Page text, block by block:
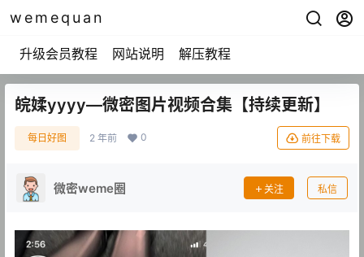
wemequan
升级会员教程 网站说明 解压教程
皖媃yyyy—微密图片视频合集【持续更新】
每日好图 2 年前 0 前往下载
微密weme圈 关注 私信